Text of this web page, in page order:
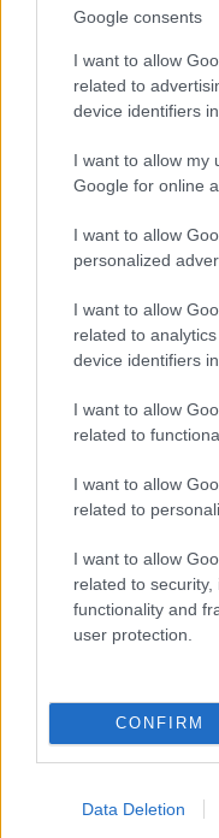
Google consents
I want to allow
related to
device identifiers
I want to allow my
Google for online
I want to allow
personalized
I want to allow
related to
device identifiers
I want to allow
related to
I want to allow
related to
I want to allow
related to
functionality and
user protection.
CONFIRM
Data Deletion
Nicola Formichetti
Fotó: Stuart Wilson/